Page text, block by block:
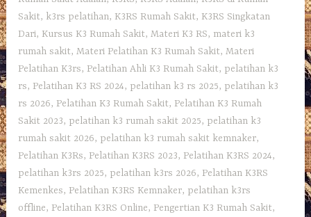
Sakit, k3rs pelatihan, K3RS Rumah Sakit, K3RS Singkatan
Dari, Kursus K3 Rumah Sakit,Materi K3 RS, materi k3
rumah sakit,Materi Pelatihan K3 Rumah Sakit,Materi
Pelatihan K3rs, Pelatihan Ahli K3 Rumah Sakit, pelatihan k3
rs, Pelatihan K3 RS 2024, pelatihan k3 rs 2025, pelatihan k3
rs 2026, Pelatihan K3 Rumah Sakit, Pelatihan K3 Rumah
Sakit 2023, pelatihan k3 rumah sakit 2025, pelatihan k3
rumah sakit 2026, pelatihan k3 rumah sakit kemnaker,
Pelatihan K3Rs, Pelatihan K3RS 2023, Pelatihan K3RS 2024,
pelatihan k3rs 2025, pelatihan k3rs 2026, Pelatihan K3RS
Kemenkes, Pelatihan K3RS Kemnaker, pelatihan k3rs
offline, Pelatihan K3RS Online, Pengertian K3 Rumah Sakit,